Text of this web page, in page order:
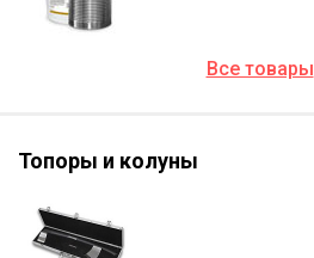
Все товары
Топоры и колуны